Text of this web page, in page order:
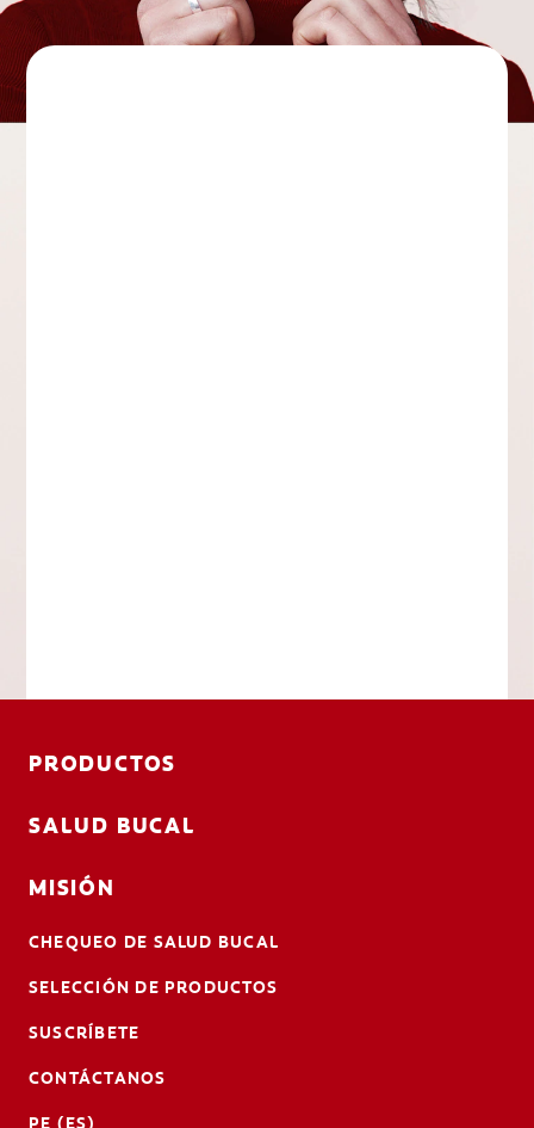
PRODUCTOS
SALUD BUCAL
MISIÓN
CHEQUEO DE SALUD BUCAL
SELECCIÓN DE PRODUCTOS
SUSCRÍBETE
CONTÁCTANOS
PE (ES)